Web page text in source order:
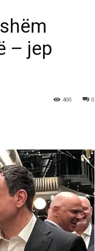
– jep
0
400